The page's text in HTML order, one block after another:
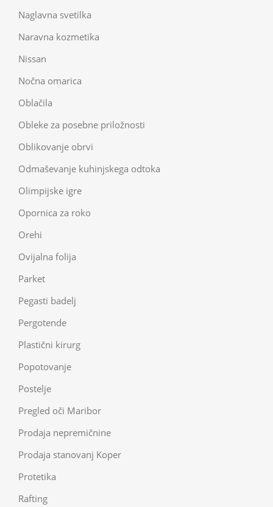
Naglavna svetilka
Naravna kozmetika
Nissan
Nočna omarica
Oblačila
Obleke za posebne priložnosti
Oblikovanje obrvi
Odmaševanje kuhinjskega odtoka
Olimpijske igre
Opornica za roko
Orehi
Ovijalna folija
Parket
Pegasti badelj
Pergotende
Plastični kirurg
Popotovanje
Postelje
Pregled oči Maribor
Prodaja nepremičnine
Prodaja stanovanj Koper
Protetika
Rafting